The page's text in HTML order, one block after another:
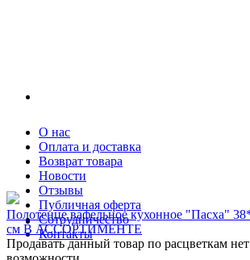
Полотенце вафельное кухонное "Пасха"
см В АССОРТИМЕНТЕ
Продавать данный товар по расцветкам нет
О нас
Оплата и доставка
Возврат товара
Новости
Отзывы
Публичная оферта
Сотрудничество
Контакты